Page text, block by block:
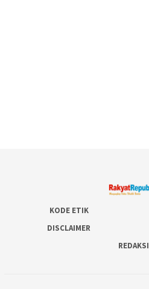
KODE ETIK
DISCLAIMER
REDAKSI